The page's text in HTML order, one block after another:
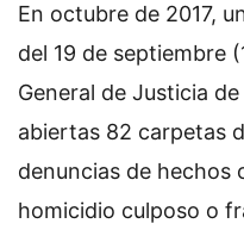
En octubre de 2017,
del 19 de septiembre
General de Justicia
abiertas 82 carpetas
denuncias de hechos
homicidio culposo o